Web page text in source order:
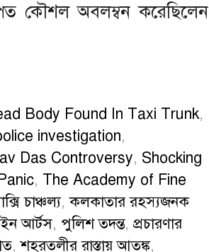
কৌশল অবলম্বন করেছিলেন
Body Found In Taxi Trunk,
investigation,
Das Controversy, Shocking
, The Academy of Fine
চাঞ্চল্য,কলকাতার রহস্যজনক
আর্টস, পুলিশ তদন্ত, প্রচারণার
,শহরতলীর রাস্তায় আতঙ্ক,